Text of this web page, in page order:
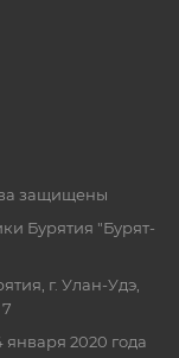
защищены
Бурятия "Бурят-
г. Улан-Удэ,
января 2020 года